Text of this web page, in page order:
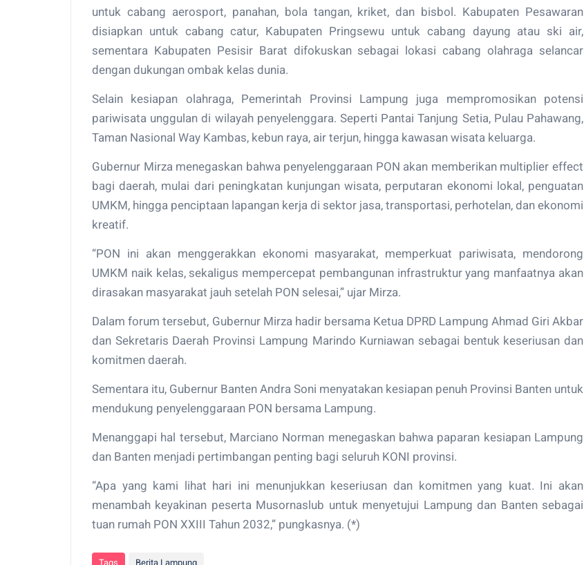
untuk cabang aerosport, panahan, bola tangan, kriket, dan bisbol. Kabupaten Pesawaran
disiapkan untuk cabang catur, Kabupaten Pringsewu untuk cabang dayung atau ski air,
sementara Kabupaten Pesisir Barat difokuskan sebagai lokasi cabang olahraga selancar
dengan dukungan ombak kelas dunia.
Selain kesiapan olahraga, Pemerintah Provinsi Lampung juga mempromosikan potensi
pariwisata unggulan di wilayah penyelenggara. Seperti Pantai Tanjung Setia, Pulau Pahawang,
Taman Nasional Way Kambas, kebun raya, air terjun, hingga kawasan wisata keluarga.
Gubernur Mirza menegaskan bahwa penyelenggaraan PON akan memberikan multiplier effect
bagi daerah, mulai dari peningkatan kunjungan wisata, perputaran ekonomi lokal, penguatan
UMKM, hingga penciptaan lapangan kerja di sektor jasa, transportasi, perhotelan, dan ekonomi
kreatif.
“PON ini akan menggerakkan ekonomi masyarakat, memperkuat pariwisata, mendorong
UMKM naik kelas, sekaligus mempercepat pembangunan infrastruktur yang manfaatnya akan
dirasakan masyarakat jauh setelah PON selesai,” ujar Mirza.
Dalam forum tersebut, Gubernur Mirza hadir bersama Ketua DPRD Lampung Ahmad Giri Akbar
dan Sekretaris Daerah Provinsi Lampung Marindo Kurniawan sebagai bentuk keseriusan dan
komitmen daerah.
Sementara itu, Gubernur Banten Andra Soni menyatakan kesiapan penuh Provinsi Banten untuk
mendukung penyelenggaraan PON bersama Lampung.
Menanggapi hal tersebut, Marciano Norman menegaskan bahwa paparan kesiapan Lampung
dan Banten menjadi pertimbangan penting bagi seluruh KONI provinsi.
“Apa yang kami lihat hari ini menunjukkan keseriusan dan komitmen yang kuat. Ini akan
menambah keyakinan peserta Musornaslub untuk menyetujui Lampung dan Banten sebagai
tuan rumah PON XXIII Tahun 2032,” pungkasnya. (*)
Tags Berita Lampung